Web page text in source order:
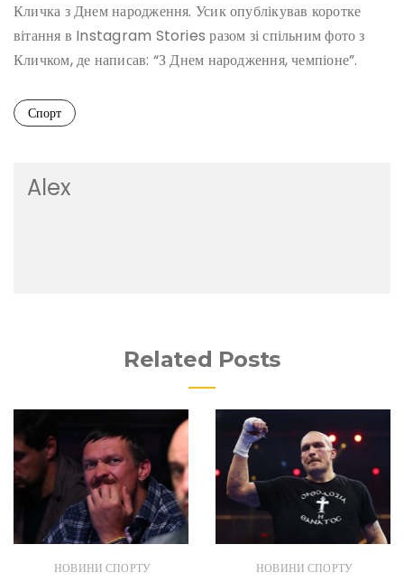
Кличка з Днем народження. Усик опублікував коротке
вітання в Instagram Stories разом зі спільним фото з
Кличком, де написав: “З Днем народження, чемпіоне”.
Спорт
Alex
Related Posts
НОВИНИ СПОРТУ НОВИНИ СПОРТУ